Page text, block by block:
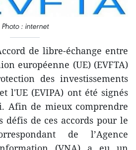
Photo : internet
de libre-échange entre
européenne (UE) (EVFTA)
des investissements
l'UE (EVIPA) ont été signés
Afin de mieux comprendre
défis de ces accords pour le
de l’Agence